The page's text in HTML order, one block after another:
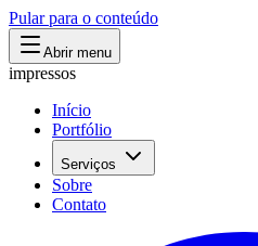
Pular para o conteúdo
Abrir menu
impressos
Início
Portfólio
Serviços
Sobre
Contato